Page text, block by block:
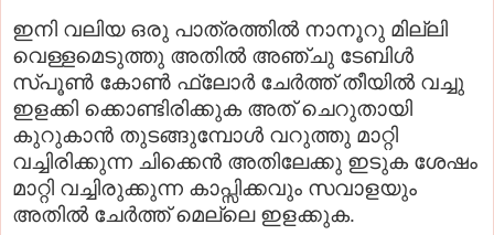
ഇനി വലിയ ഒരു പാത്രത്തില്‍ നാനൂറു മില്ലി
വെള്ളമെടുത്തു അതില്‍ അഞ്ചു ടേബിള്‍
സ്പൂണ്‍ കോണ്‍ ഫ്ലോര്‍ ചേര്‍ത്ത് തീയില്‍ വച്ചു
ഇളക്കി ക്കൊണ്ടിരിക്കുക അത് ചെറുതായി
കുറുകാന്‍ തുടങ്ങുമ്പോള്‍ വറുത്തു മാറ്റി
വച്ചിരിക്കുന്ന ചിക്കെന്‍ അതിലേക്കു ഇടുക ശേഷം
മാറ്റി വച്ചിരുക്കുന്ന കാപ്സിക്കവും സവാളയും
അതില്‍ ചേര്‍ത്ത് മെല്ലെ ഇളക്കുക.